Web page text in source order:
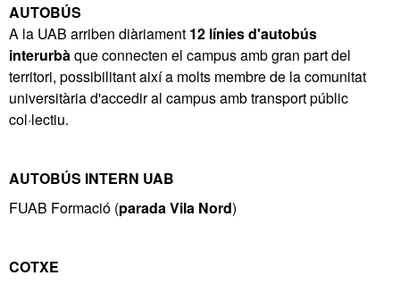
AUTOBÚS
A la UAB arriben diàriament 12 línies d'autobús
interurbàque connecten el campus amb gran part del
territori, possibilitant així a molts membre de la comunitat
universitària d'accedir al campus amb transport públic
col·lectiu.
AUTOBÚS INTERN UAB
FUAB Formació (parada Vila Nord)
COTXE